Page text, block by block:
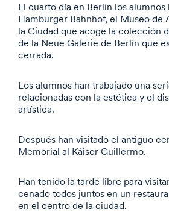
El cuarto día en Berlín los alumnos
Hamburger Bahnhof, el Museo de
la Ciudad que acoge la colección
de la Neue Galerie de Berlín que
cerrada.
Los alumnos han trabajado una
relacionadas con la estética y el
artística.
Después han visitado el antiguo
Memorial al Káiser Guillermo.
Han tenido la tarde libre para
cenado todos juntos en un
en el centro de la ciudad.